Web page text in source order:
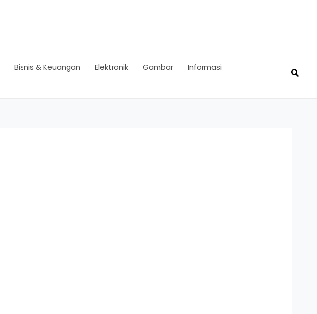
Bisnis & Keuangan Elektronik Gambar
Informasi